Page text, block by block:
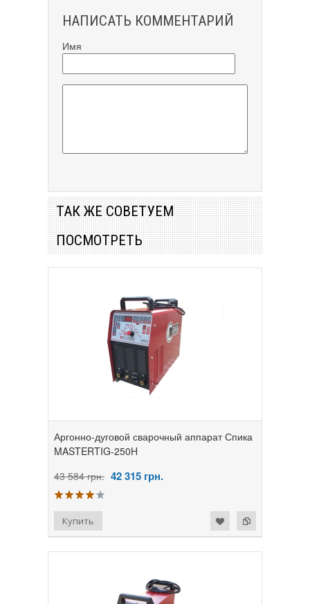
НАПИСАТЬ КОММЕНТАРИЙ
Имя
ТАК ЖЕ СОВЕТУЕМ
ПОСМОТРЕТЬ
Аргонно-дуговой сварочный аппарат Спика
MASTERTIG-250H
43 584 грн. 42 315 грн.